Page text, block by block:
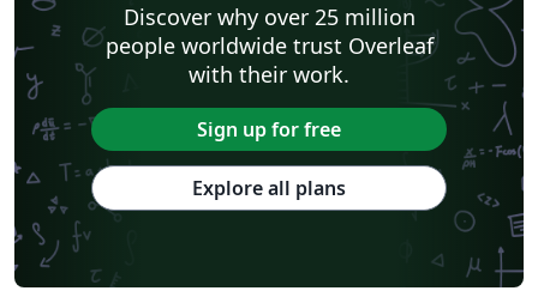
Discover why over 25 million
people worldwide trust Overleaf
with their work.
Sign up for free
Explore all plans